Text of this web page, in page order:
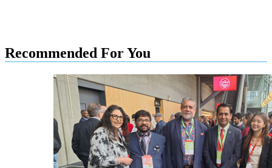
Recommended For You